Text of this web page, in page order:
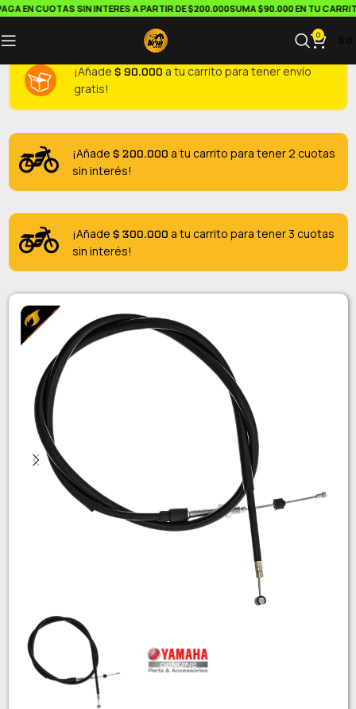
EN CUOTAS SIN INTERES A PARTIR DE $200.000SUMA $90.000 EN TU
0
¡Añade $90.000 a tu carrito para tener envío
gratis!
¡Añade $200.000 a tu carrito para tener 2 cuotas
sin interés!
¡Añade $300.000 a tu carrito para tener 3 cuotas
sin interés!